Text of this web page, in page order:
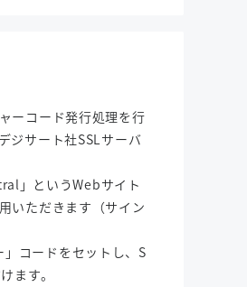
ーコード発行処理を行
ジサート社SSLサーバ
」というWebサイト
いただきます（サイン
コードをセットし、S
ます。